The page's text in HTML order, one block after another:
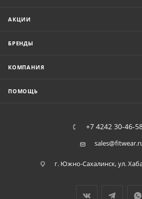
АКЦИИ
БРЕНДЫ
КОМПАНИЯ
ПОМОЩЬ
+7 4242 30-46-
г. Южно-Сахалинск, ул.